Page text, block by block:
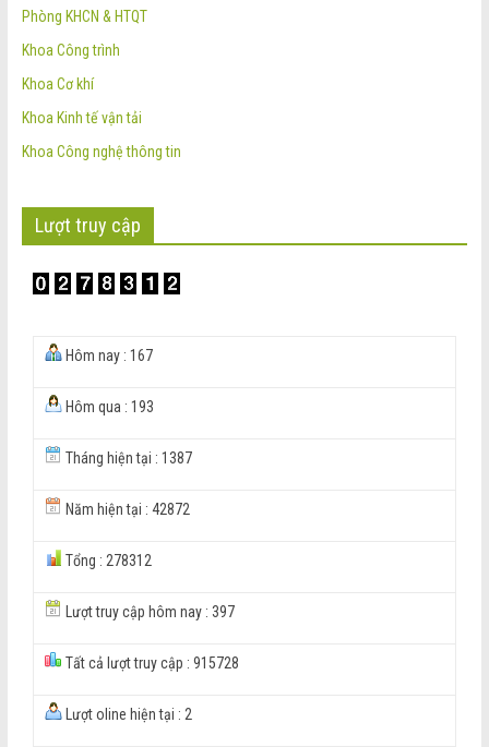
Phòng KHCN & HTQT
Khoa Công trình
Khoa Cơ khí
Khoa Kinh tế vận tải
Khoa Công nghệ thông tin
Lượt truy cập
Hôm nay : 167
Hôm qua : 193
Tháng hiện tại : 1387
Năm hiện tại : 42872
Tổng : 278312
Lượt truy cập hôm nay : 397
Tất cả lượt truy cập : 915728
Lượt oline hiện tại : 2